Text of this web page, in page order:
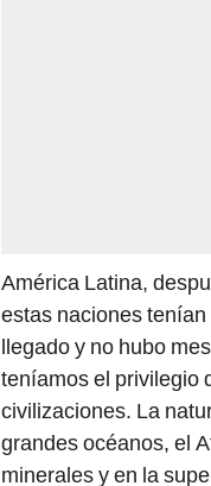
América Latina,
estas naciones
llegado y no hubo
teníamos el privilegio
civilizaciones. La
grandes océanos, el
minerales y en la